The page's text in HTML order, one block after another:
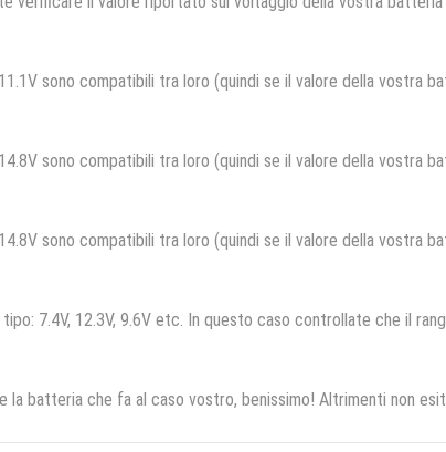
sono compatibili tra loro (quindi se il valore della vostra
sono compatibili tra loro (quindi se il valore della vostra
sono compatibili tra loro (quindi se il valore della vostra
7.4V, 12.3V, 9.6V etc. In questo caso controllate che il
la batteria che fa al caso vostro, benissimo! Altrimenti non